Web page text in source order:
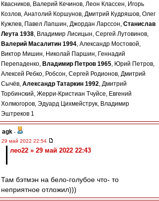
Квасников, Валерий Кечинов, Леон Классен, Игорь
Козлов, Анатолий Коршунов, Дмитрий Кудряшов, Олег
Кужлев, Павел Лапшин, Джордан Ларссон, Станислав
Леута 1938, Владимир Лисицын, Сергей Лутовинов,
Валерий Масалитин 1994, Александр Мостовой,
Виктор Мишин, Николай Паршин, Геннадий
Перепаденко, Владимир Петров 1965, Юрий Петров,
Алексей Ребко, Робсон, Сергей Родионов, Дмитрий
Сычёв, Александр Татаркин 1992, Дмитрий
Торбинский, Жерри-Кристиан Тчуйсе, Евгений
Холмогоров, Эдуард Цихмейструк, Владимир
Эштреков 1
agk -
29 май 2022 22:54
лео22 » 29 май 2022 22:43
Там бэтмэн на бело-голубое что- то
неприятное отложил)))